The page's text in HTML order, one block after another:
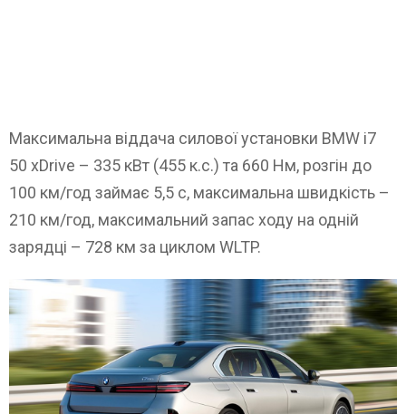
Максимальна віддача силової установки BMW i7
50 xDrive – 335 кВт (455 к.с.) та 660 Нм, розгін до
100 км/год займає 5,5 с, максимальна швидкість –
210 км/год, максимальний запас ходу на одній
зарядці – 728 км за циклом WLTP.